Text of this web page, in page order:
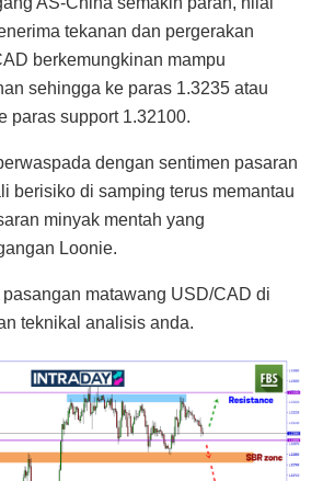
tekanan dan pergerakan
berkemungkinan mampu
sehingga ke paras 1.3235 atau
paras support 1.32100.
dengan sentimen pasaran
berisiko di samping terus memantau
minyak mentah yang
Loonie.
pasangan matawang USD/CAD di
teknikal analisis anda.